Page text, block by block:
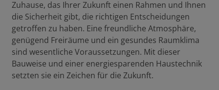
Zuhause, das Ihrer Zukunft einen Rahmen und Ihnen
die Sicherheit gibt, die richtigen Entscheidungen
getroffen zu haben. Eine freundliche Atmosphäre,
genügend Freiräume und ein gesundes Raumklima
sind wesentliche Voraussetzungen. Mit dieser
Bauweise und einer energiesparenden Haustechnik
setzten sie ein Zeichen für die Zukunft.